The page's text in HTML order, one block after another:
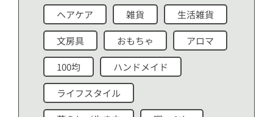
ヘアケア 雑貨 生活雑貨
文房具 おもちゃ アロマ
100均 ハンドメイド
ライフスタイル